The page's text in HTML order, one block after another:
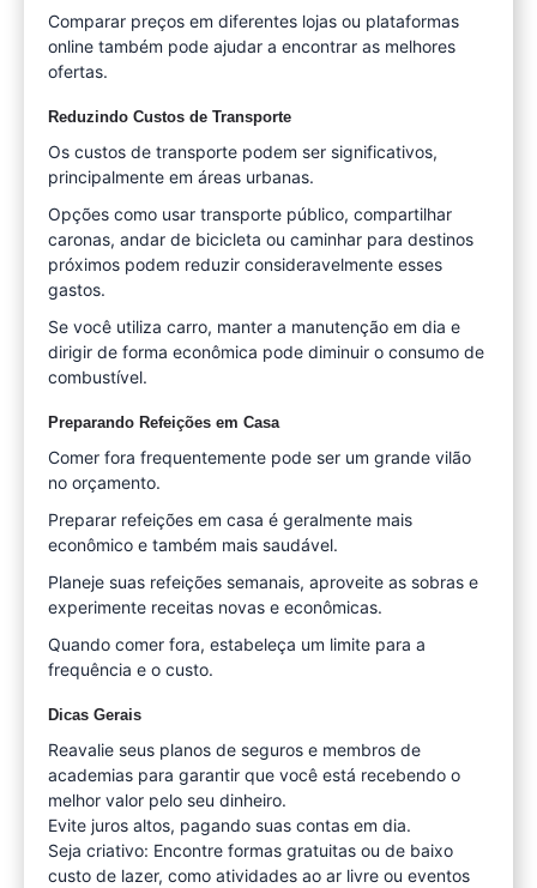
Comparar preços em diferentes lojas ou plataformas
online também pode ajudar a encontrar as melhores
ofertas.
Reduzindo Custos de Transporte
Os custos de transporte podem ser significativos,
principalmente em áreas urbanas.
Opções como usar transporte público, compartilhar
caronas, andar de bicicleta ou caminhar para destinos
próximos podem reduzir consideravelmente esses
gastos.
Se você utiliza carro, manter a manutenção em dia e
dirigir de forma econômica pode diminuir o consumo de
combustível.
Preparando Refeições em Casa
Comer fora frequentemente pode ser um grande vilão
no orçamento.
Preparar refeições em casa é geralmente mais
econômico e também mais saudável.
Planeje suas refeições semanais, aproveite as sobras e
experimente receitas novas e econômicas.
Quando comer fora, estabeleça um limite para a
frequência e o custo.
Dicas Gerais
Reavalie seus planos de seguros e membros de
academias para garantir que você está recebendo o
melhor valor pelo seu dinheiro.
Evite juros altos, pagando suas contas em dia.
Seja criativo: Encontre formas gratuitas ou de baixo
custo de lazer, como atividades ao ar livre ou eventos